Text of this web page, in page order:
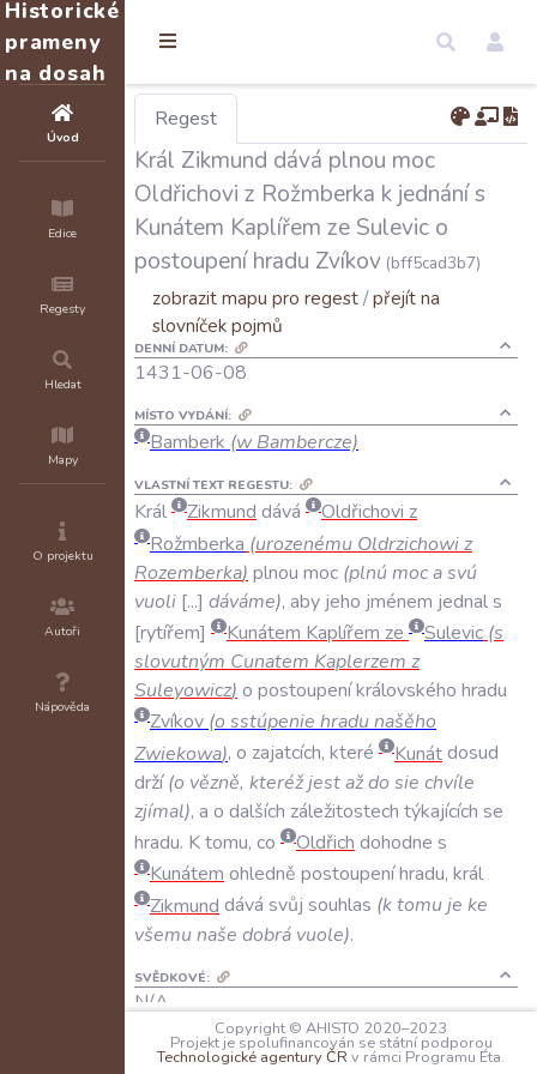
Historické
prameny
na dosah
Úvod
Edice
Regesty
Hledat
Mapy
O projektu
Autoři
Nápověda
Regest
Král Zikmund dává plnou moc
Oldřichovi z Rožmberka k jednání s
Kunátem Kaplířem ze Sulevic o
postoupení hradu Zvíkov (bff5cad3b7)
zobrazit mapu pro regest/přejít na
slovníček pojmů
DENNÍ DATUM:
1431-06-08
MÍSTO VYDÁNÍ:
Bamberk (w Bambercze)
VLASTNÍ TEXT REGESTU:
Král Zikmund dává Oldřichovi z
Rožmberka (urozenému Oldrzichowiz
Rozemberka) plnou moc (plnúmocasvú
vuoli ... dáváme), aby jeho jménem jednals
rytířem
Kunátem Kaplířem ze Sulevic (s
slovutným Cunatem Kaplerzem z
Suleyowicz) o postoupeníkrálovského hradu
Zvíkov (o sstúpenie hradunašěho
Zwiekowa), o zajatcích, které Kunátdosud
drží(o vězně, kteréžjestaždo sie chvíle
zjímal), a o dalších záležitostech týkajících se
hradu. Ktomu, co Oldřich dohodne s
Kunátem ohledně postoupeníhradu, král
Zikmund dává svůj souhlas (ktomuje ke
všemunaše dobrá vuole).
SVĚDKOVÉ:
N/A
PEČETI:
Copyright © AHISTO 2020–2023
Projekt je spolufinancován se státní podporou
Technologické agentury ČR v rámci Programu Éta.